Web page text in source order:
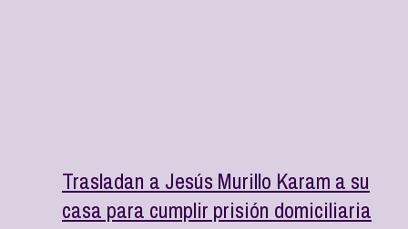
Trasladan a Jesús Murillo Karam a su
casa para cumplir prisión domiciliaria